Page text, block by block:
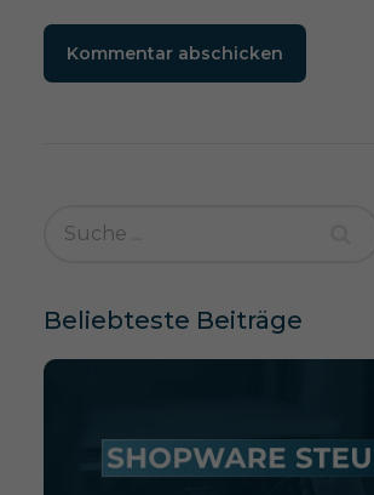
Kommentar abschicken
Beliebteste Beiträge